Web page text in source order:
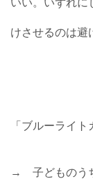
けさせるのは避
「ブルーライ
→ 子どものう